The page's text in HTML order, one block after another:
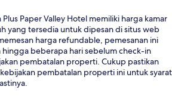
Paper Valley Hotel memiliki harga kamar
yang tersedia untuk dipesan di situs web
harga refundable, pemesanan ini
beberapa hari sebelum check-in
pembatalan properti. Cukup pastikan
pembatalan properti ini untuk syarat